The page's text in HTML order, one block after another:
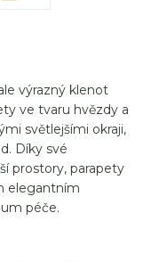
výrazný klenot
ve tvaru hvězdy a
světlejšími okraji,
Díky své
prostory, parapety
elegantním
péče.